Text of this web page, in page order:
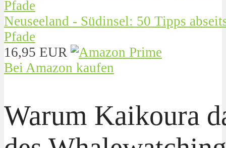
Neuseeland - Südinsel: 50 Tipps
Pfade
16,95 EUR
Bei Amazon kaufen
Warum Kaikoura